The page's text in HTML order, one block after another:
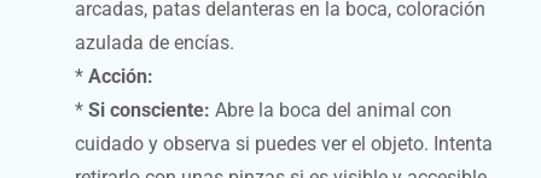
arcadas, patas delanteras en la boca, coloración
azulada de encías.
*Acción:
*Si consciente: Abre la boca del animal con
cuidado y observa si puedes ver el objeto. Intenta